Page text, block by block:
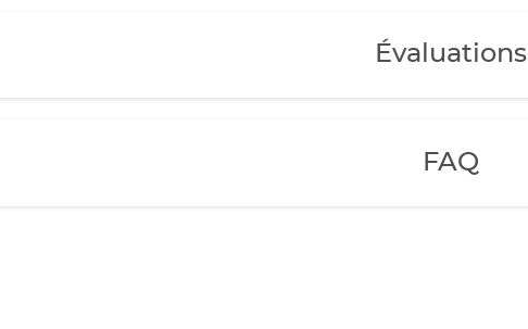
Évaluations
FAQ